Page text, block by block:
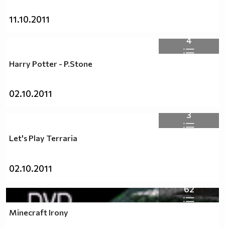
11.10.2011
4
Harry Potter - P.Stone
02.10.2011
3
Let's Play Terraria
02.10.2011
62
Minecraft Irony